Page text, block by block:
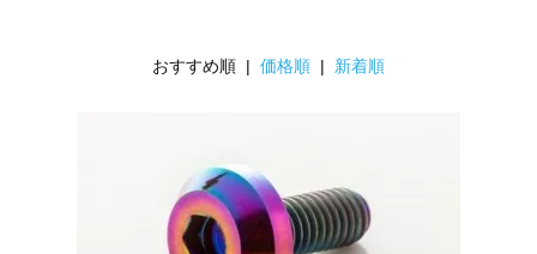
おすすめ順 | 価格順 | 新着順